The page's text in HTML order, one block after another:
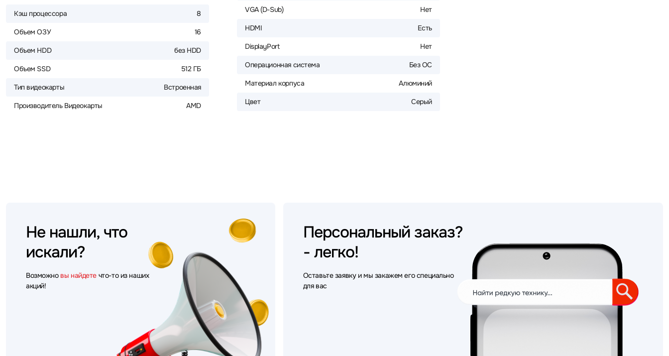
Кэш процессора 8
Объем ОЗУ 16
Объем HDD без HDD
Объем SSD 512 ГБ
Тип видеокарты Встроенная
Производитель Видеокарты AMD
VGA (D-Sub) Нет
HDMI Есть
DisplayPort Нет
Операционная система Без ОС
Материал корпуса Алюминий
Цвет Серый
Не нашли, что
искали?
Возможно вы найдете что-то из наших
акций!
Персональный заказ?
- легко!
Оставьте заявку и мы закажем его специально
для вас